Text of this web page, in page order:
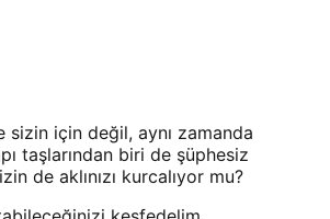
sizin için değil, aynı zamanda
taşlarından biri de şüphesiz
de aklınızı kurcalıyor mu?